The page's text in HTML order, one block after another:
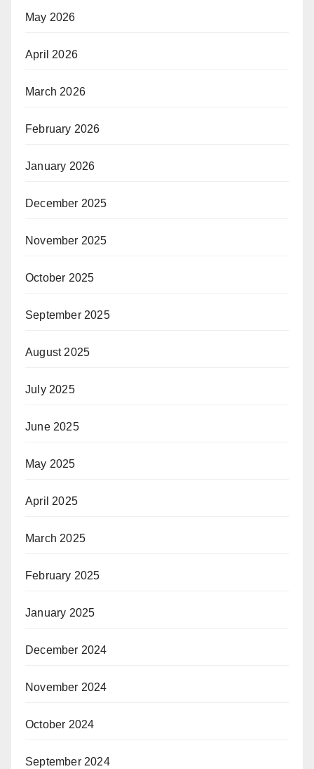
May 2026
April 2026
March 2026
February 2026
January 2026
December 2025
November 2025
October 2025
September 2025
August 2025
July 2025
June 2025
May 2025
April 2025
March 2025
February 2025
January 2025
December 2024
November 2024
October 2024
September 2024